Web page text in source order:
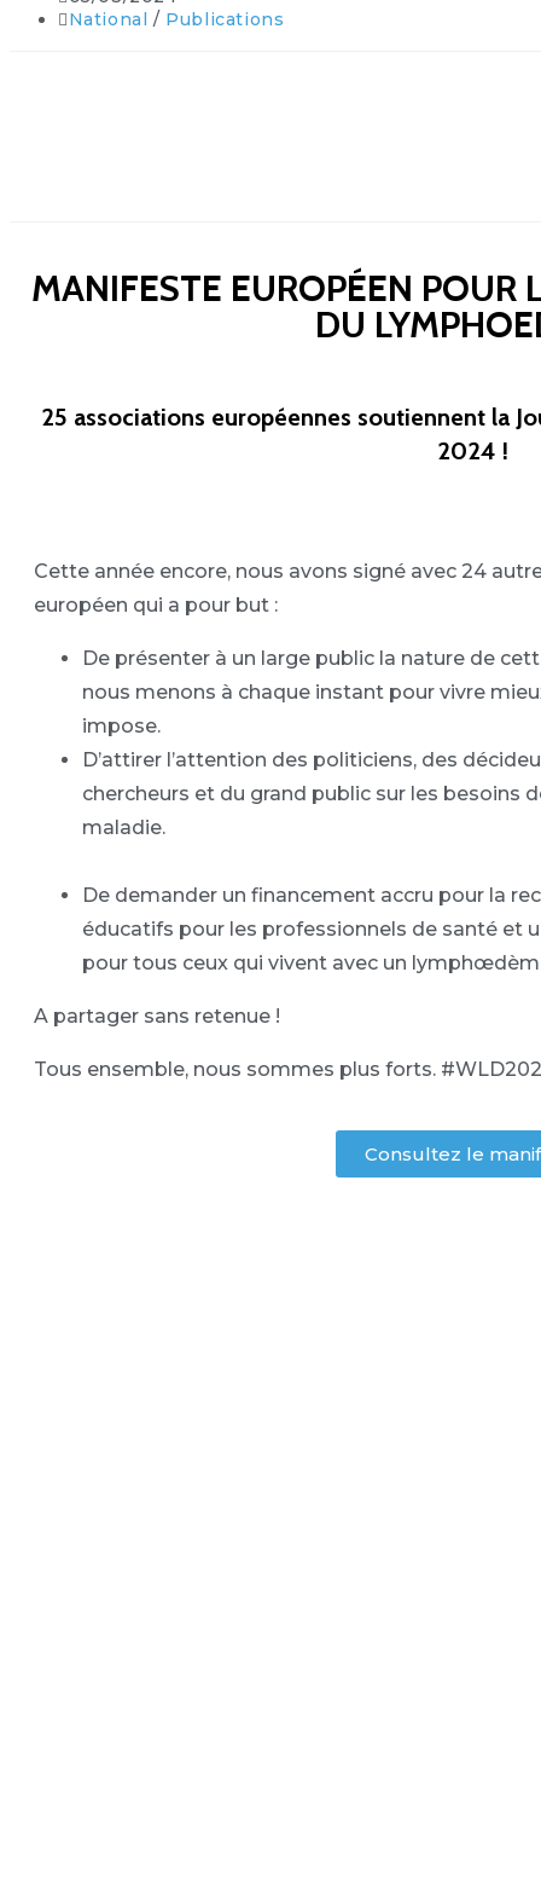
National / Publications
MANIFESTE EUROPÉEN POUR
DU
25 associations européennes soutiennent la
2024 !
Cette année encore, nous avons signé avec 24
européen qui a pour but :
De présenter à un large public la nature de
nous menons à chaque instant pour vivre
impose.
D’attirer l’attention des politiciens, des
chercheurs et du grand public sur les besoins
maladie.
De demander un financement accru pour la
éducatifs pour les professionnels de santé et
pour tous ceux qui vivent avec un
A partager sans retenue !
Tous ensemble, nous sommes plus forts.
Consultez le